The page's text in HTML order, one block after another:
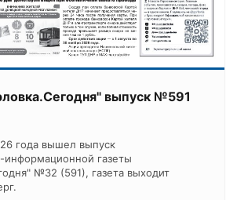
выпуск №591
года вышел выпуск
газеты
№32 (591), газета выходит